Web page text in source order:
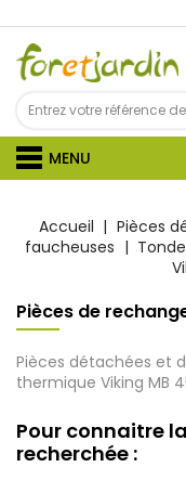
MENU
Accueil Pièces
faucheuses
Pièces de
Pièces détachées et
thermique Viking MB
Pour connaitre
recherchée :